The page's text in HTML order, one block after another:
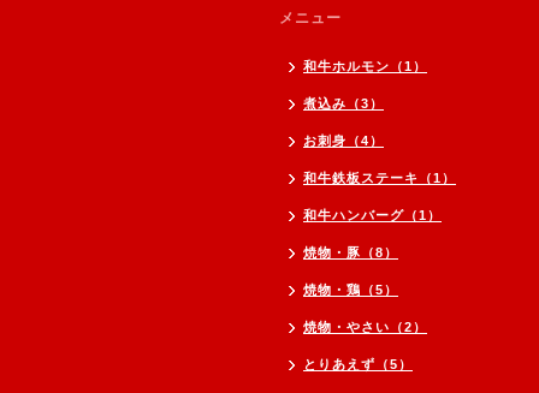
メニュー
和牛ホルモン（1）
煮込み（3）
お刺身（4）
和牛鉄板ステーキ（1）
和牛ハンバーグ（1）
焼物・豚（8）
焼物・鶏（5）
焼物・やさい（2）
とりあえず（5）